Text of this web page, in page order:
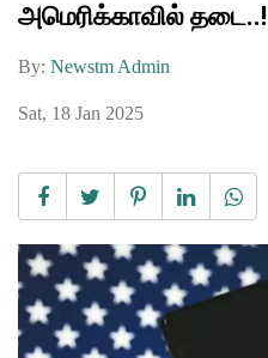
அமெரிக்காவில் தடை..!
By: Newstm Admin
Sat, 18 Jan 2025